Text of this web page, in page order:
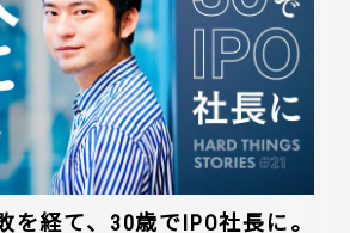
を経て、30歳でIPO社長に。